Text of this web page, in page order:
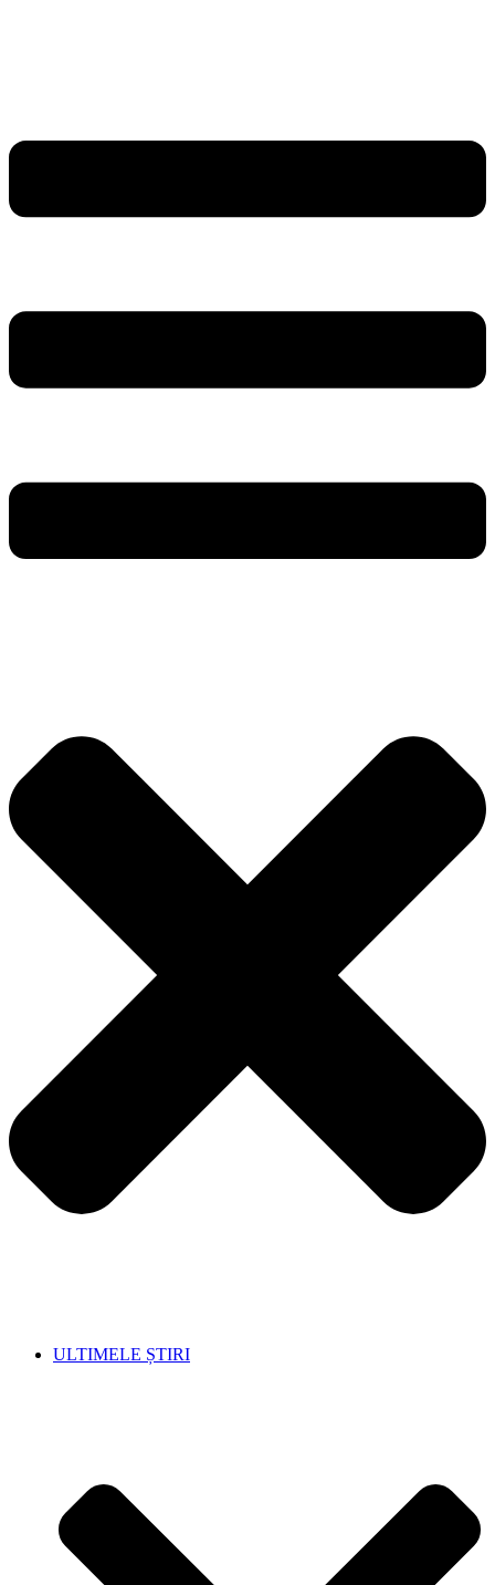
ULTIMELE ȘTIRI